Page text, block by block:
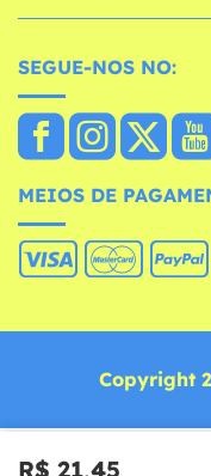
R$ 21,45
SEGUE-NOS NO:
MEIOS DE
Copyright